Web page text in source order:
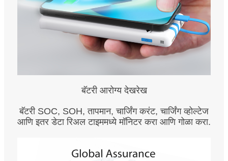
बॅटरी आरोग्य देखरेख
बॅटरी SOC, SOH, तापमान, चार्जिंग करंट, चार्जिंग व्होल्टेज
आणि इतर डेटा रिअल टाइममध्ये मॉनिटर करा आणि गोळा करा.